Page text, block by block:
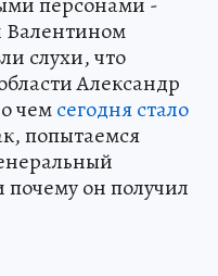
слухи, что
Александр
чемсегодня стало
попытаемся
почему он получил